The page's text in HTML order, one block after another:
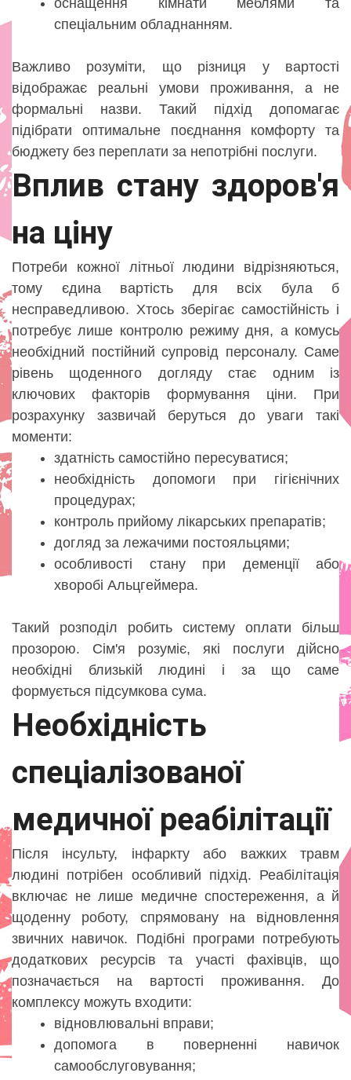
спеціальним обладнанням.
Важливо розуміти, що різниця у вартості
відображає реальні умови проживання, а не
формальні назви. Такий підхід допомагає
підібрати оптимальне поєднання комфорту та
бюджету без переплати за непотрібні послуги.
Вплив стану здоров'я
на ціну
Потреби кожної літньої людини відрізняються,
тому єдина вартість для всіх була б
несправедливою. Хтось зберігає самостійність і
потребує лише контролю режиму дня, а комусь
необхідний постійний супровід персоналу. Саме
рівень щоденного догляду стає одним із
ключових факторів формування ціни. При
розрахунку зазвичай беруться до уваги такі
моменти:
здатність самостійно пересуватися;
необхідність допомоги при гігієнічних
процедурах;
контроль прийому лікарських препаратів;
догляд за лежачими постояльцями;
особливості стану при деменції або
хворобі Альцгеймера.
Такий розподіл робить систему оплати більш
прозорою. Сім'я розуміє, які послуги дійсно
необхідні близькій людині і за що саме
формується підсумкова сума.
Необхідність
спеціалізованої
медичної реабілітації
Після інсульту, інфаркту або важких травм
людині потрібен особливий підхід. Реабілітація
включає не лише медичне спостереження, а й
щоденну роботу, спрямовану на відновлення
звичних навичок. Подібні програми потребують
додаткових ресурсів та участі фахівців, що
позначається на вартості проживання. До
комплексу можуть входити:
відновлювальні вправи;
допомога в поверненні навичок
самообслуговування;